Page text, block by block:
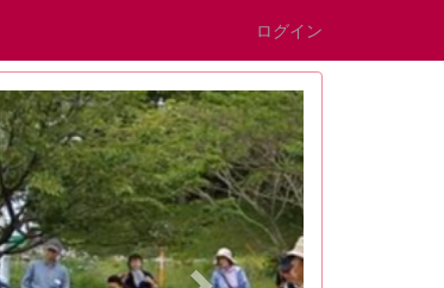
ログイン
n
e
x
t